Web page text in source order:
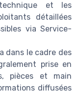
et les
détaillées
via Service-
dans le cadre des
prise en
pièces et main
diffusées